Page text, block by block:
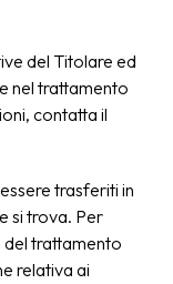
del Titolare ed
nel trattamento
contatta il
trasferiti in
si trova. Per
trattamento
relativa ai